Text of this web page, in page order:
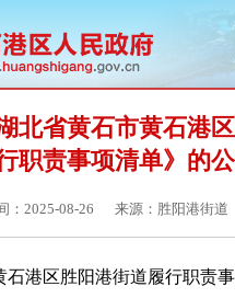
北省黄石市黄石港
职责事项清单》的
：2025-08-26 来源：胜阳港街道
石港区胜阳港街道履行职责事